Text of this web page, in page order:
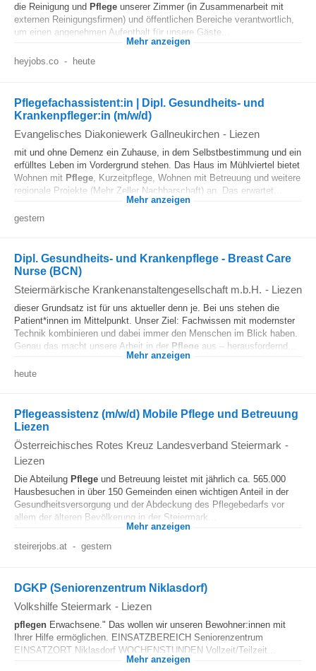
die Reinigung und Pflege unserer Zimmer (in Zusammenarbeit mit
externen Reinigungsfirmen) und öffentlichen Bereiche verantwortlich,
um einen angenehmen Aufenthalt für unsere Gäste...
Mehr anzeigen
heyjobs.co - heute
Pflegefachassistent:in | Dipl. Gesundheits- und
Krankenpfleger:in (m/w/d)
Evangelisches Diakoniewerk Gallneukirchen - Liezen
mit und ohne Demenz ein Zuhause, in dem Selbstbestimmung und ein
erfülltes Leben im Vordergrund stehen. Das Haus im Mühlviertel bietet
Wohnen mit Pflege, Kurzeitpflege, Wohnen mit Betreuung und weitere
regionale Projekte (Mehr Zeller Nachbarschaft) an. Das erwartet...
Mehr anzeigen
gestern
Dipl. Gesundheits- und Krankenpflege - Breast Care
Nurse (BCN)
Steiermärkische Krankenanstaltengesellschaft m.b.H. - Liezen
dieser Grundsatz ist für uns aktueller denn je. Bei uns stehen die
Patient*innen im Mittelpunkt. Unser Ziel: Fachwissen mit modernster
Technik kombinieren und dabei immer den Menschen im Blick haben.
Genau das macht unsere Arbeit in der Pflege aus – herausfordernd...
Mehr anzeigen
heute
Pflegeassistenz (m/w/d) Mobile Pflege und Betreuung
Liezen
Österreichisches Rotes Kreuz Landesverband Steiermark -
Liezen
Die Abteilung Pflege und Betreuung leistet mit jährlich ca. 565.000
Hausbesuchen in über 150 Gemeinden einen wichtigen Anteil in der
Gesundheitsversorgung und der Abdeckung des Pflegebedarfs vor
allem der älteren Bevölkerung in der Steiermark...
Mehr anzeigen
steirerjobs.at - gestern
DGKP (Seniorenzentrum Niklasdorf)
Volkshilfe Steiermark - Liezen
pflegen Erwachsene." Das wollen wir unseren Bewohner:innen mit
Ihrer Hilfe ermöglichen. EINSATZBEREICH Seniorenzentrum
EINSATZORT Niklasdorf WOCHENSTUNDEN Vollzeit/Teilzeit...
Mehr anzeigen